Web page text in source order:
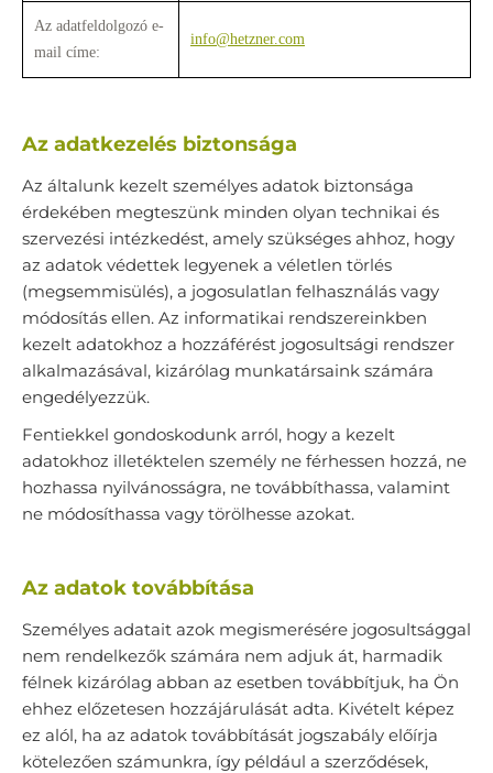
Az adatfeldolgozó e-
mail címe:
info@hetzner.com
Az adatkezelés biztonsága
Az általunk kezelt személyes adatok biztonsága
érdekében megteszünk minden olyan technikai és
szervezési intézkedést, amely szükséges ahhoz, hogy
az adatok védettek legyenek a véletlen törlés
(megsemmisülés), a jogosulatlan felhasználás vagy
módosítás ellen. Az informatikai rendszereinkben
kezelt adatokhoz a hozzáférést jogosultsági rendszer
alkalmazásával, kizárólag munkatársaink számára
engedélyezzük.
Fentiekkel gondoskodunk arról, hogy a kezelt
adatokhoz illetéktelen személy ne férhessen hozzá, ne
hozhassa nyilvánosságra, ne továbbíthassa, valamint
ne módosíthassa vagy törölhesse azokat.
Az adatok továbbítása
Személyes adatait azok megismerésére jogosultsággal
nem rendelkezők számára nem adjuk át, harmadik
félnek kizárólag abban az esetben továbbítjuk, ha Ön
ehhez előzetesen hozzájárulását adta. Kivételt képez
ez alól, ha az adatok továbbítását jogszabály előírja
kötelezően számunkra, így például a szerződések,